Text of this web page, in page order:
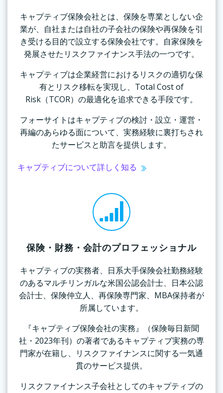
キャプティブ保険会社とは、保険を専業としない企
業が、自社または自社の子会社の保険や再保険を引
き受ける目的で設立する保険会社です。自家保険を
発展させたリスクファイナンス手法の一つです。
キャプティブは企業経営におけるリスクの適切な保
有とリスク移転を実現し、Total Cost of
Risk（TCOR）の最適化を追求できる手段です。
フォーサイトはキャプティブの検討・設立・運営・
再編のあらゆる面について、実務経験に裏打ちされ
たサービスと助言を提供します。
キャプティブについて詳しく知る
保険・財務・会計のプロフェッショナル
キャプティブの実務者、日系大手保険会社勤務経験
のあるマルチリンガルな米国公認会計士、日本公認
会計士、保険仲立人、再保険専門家、MBA保持者が
所属しています。
『キャプティブ保険会社の実務』（保険毎日新聞
社・2023年刊）の著者であるキャプティブ実務の専
門家が在籍し、リスクファイナンスに関する一気通
貫のサービス提供。
リスクファイナンス子会社としてのキャプティブの